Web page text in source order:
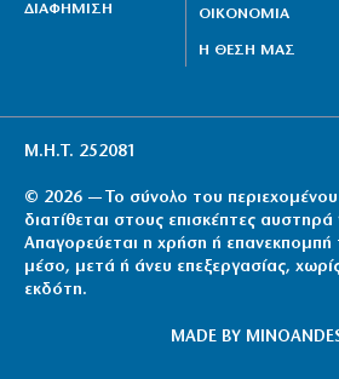
ΔΙΑΦΗΜΙΣΗ
ΟΙΚΟΝΟΜΙΑ
Η ΘΕΣΗ ΜΑΣ
Μ.Η.Τ. 252081
© 2026 — Το σύνολο του
διατίθεται στους επισκέπτες
Απαγορεύεται η χρήση ή
μέσο, μετά ή άνευ επεξεργασίας,
εκδότη.
MADE BY